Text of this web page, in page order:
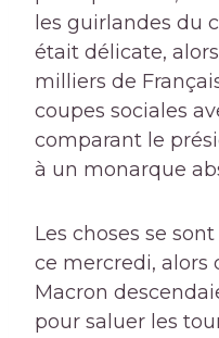
les guirlandes du
était délicate,
milliers de
coupes sociales
comparant le
à un monarque
Les choses se
ce mercredi, alors
Macron
pour saluer les